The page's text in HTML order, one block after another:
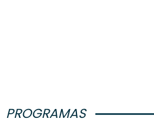
PROGRAMAS